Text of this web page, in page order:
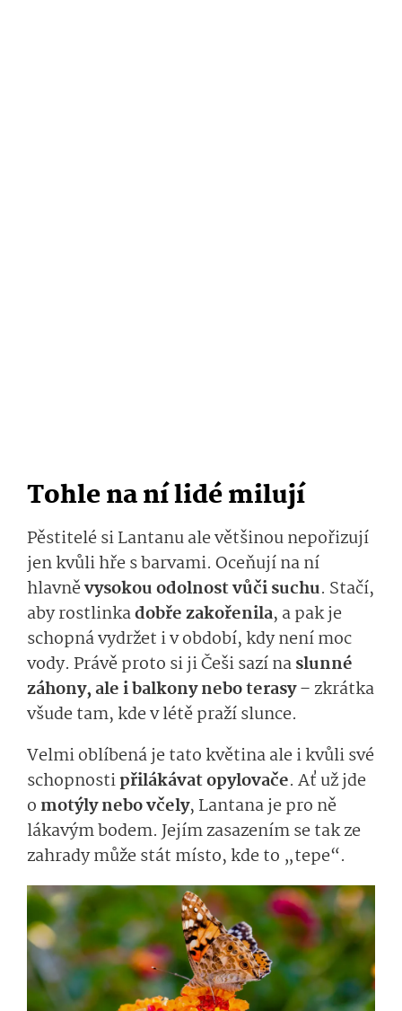
Tohle na ní lidé milují
Pěstitelé si Lantanu ale většinou nepořizují
jen kvůli hře s barvami. Oceňují na ní
hlavněvysokou odolnost vůči suchu. Stačí,
aby rostlinkadobře zakořenila, a pak je
schopná vydržet i v období, kdy není moc
vody. Právě proto si ji Češi sazí naslunné
záhony, ale i balkony nebo terasy– zkrátka
všude tam, kde v létě praží slunce.
Velmi oblíbená je tato květina ale i kvůli své
schopnostipřilákávat opylovače. Ať už jde
o motýly nebo včely, Lantana je pro ně
lákavým bodem. Jejím zasazením se tak ze
zahrady může stát místo, kde to „tepe“.